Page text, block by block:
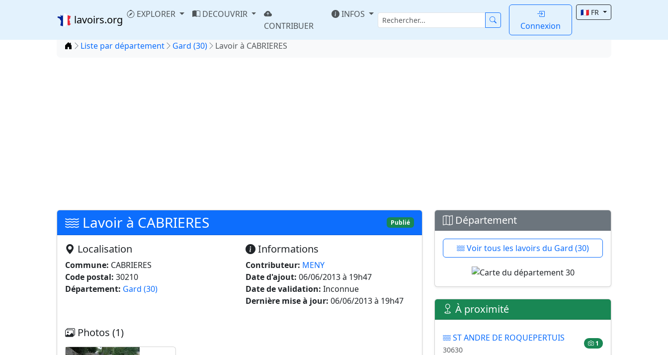
lavoirs.org EXPLORER
DECOUVRIR
CONTRIBUER
INFOS
Connexion
🇫🇷 FR
Accueil
Liste par département Gard (30) Lavoir à CABRIERES
Lavoir à CABRIERES Publié
Localisation
Commune: CABRIERES
Code postal: 30210
Département: Gard (30)
Informations
Contributeur: MENY
Date d'ajout: 06/06/2013 à 19h47
Date de validation: Inconnue
Dernière mise à jour: 06/06/2013 à 19h47
Photos (1)
Département
Voir tous les lavoirs du Gard (30)
À proximité
ST ANDRE DE ROQUEPERTUIS
30630
1